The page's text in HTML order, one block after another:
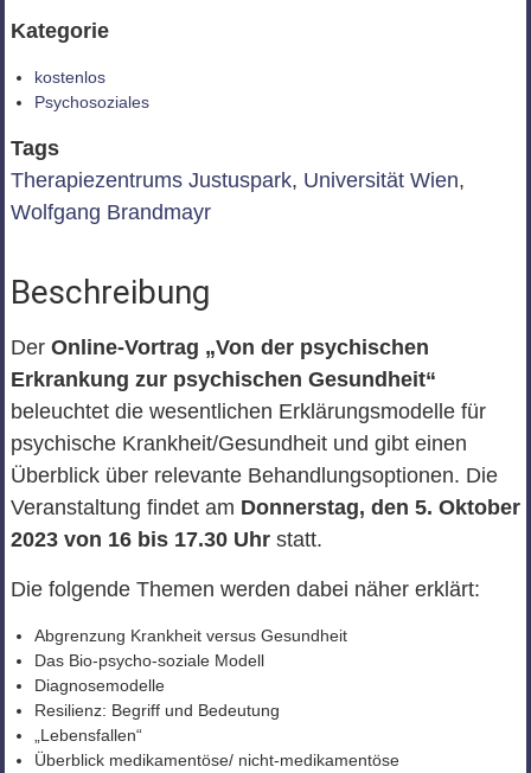
Kategorie
kostenlos
Psychosoziales
Tags
Therapiezentrums Justuspark, Universität Wien,
Wolfgang Brandmayr
Beschreibung
Der Online-Vortrag „Von der psychischen
Erkrankung zur psychischen Gesundheit“
beleuchtet die wesentlichen Erklärungsmodelle für
psychische Krankheit/Gesundheit und gibt einen
Überblick über relevante Behandlungsoptionen. Die
Veranstaltung findet am Donnerstag, den 5. Oktober
2023 von 16 bis 17.30 Uhrstatt.
Die folgende Themen werden dabei näher erklärt:
Abgrenzung Krankheit versus Gesundheit
Das Bio-psycho-soziale Modell
Diagnosemodelle
Resilienz: Begriff und Bedeutung
„Lebensfallen“
Überblick medikamentöse/ nicht-medikamentöse